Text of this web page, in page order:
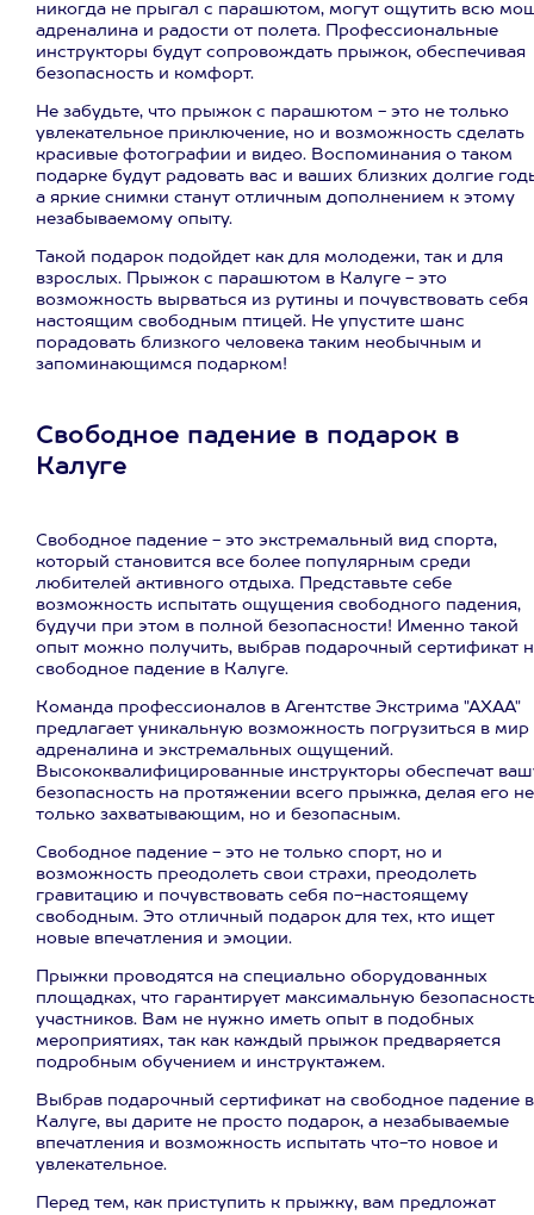
никогда не прыгал с парашютом, могут ощутить всю
адреналина и радости от полета. Профессиональные
инструкторы будут сопровождать прыжок, обеспечивая
безопасность и комфорт.
Не забудьте, что прыжок с парашютом - это не только
увлекательное приключение, но и возможность сделать
красивые фотографии и видео. Воспоминания о таком
подарке будут радовать вас и ваших близких долгие
а яркие снимки станут отличным дополнением к этому
незабываемому опыту.
Такой подарок подойдет как для молодежи, так и для
взрослых. Прыжок с парашютом в Калуге - это
возможность вырваться из рутины и почувствовать себя
настоящим свободным птицей. Не упустите шанс
порадовать близкого человека таким необычным и
запоминающимся подарком!
Свободное падение в подарок в
Калуге
Свободное падение - это экстремальный вид спорта,
который становится все более популярным среди
любителей активного отдыха. Представьте себе
возможность испытать ощущения свободного падения,
будучи при этом в полной безопасности! Именно такой
опыт можно получить, выбрав подарочный сертификат
свободное падение в Калуге.
Команда профессионалов в Агентстве Экстрима "АХАА"
предлагает уникальную возможность погрузиться в мир
адреналина и экстремальных ощущений.
Высококвалифицированные инструкторы обеспечат
безопасность на протяжении всего прыжка, делая его не
только захватывающим, но и безопасным.
Свободное падение - это не только спорт, но и
возможность преодолеть свои страхи, преодолеть
гравитацию и почувствовать себя по-настоящему
свободным. Это отличный подарок для тех, кто ищет
новые впечатления и эмоции.
Прыжки проводятся на специально оборудованных
площадках, что гарантирует максимальную
участников. Вам не нужно иметь опыт в подобных
мероприятиях, так как каждый прыжок предваряется
подробным обучением и инструктажем.
Выбрав подарочный сертификат на свободное падение в
Калуге, вы дарите не просто подарок, а незабываемые
впечатления и возможность испытать что-то новое и
увлекательное.
Перед тем, как приступить к прыжку, вам предложат